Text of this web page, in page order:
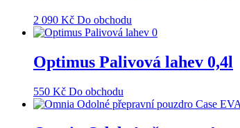
2 090 Kč Do obchodu
Optimus Palivová lahev 0,4l
550 Kč Do obchodu